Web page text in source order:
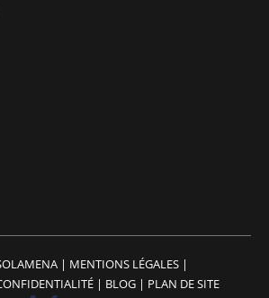
| MENTIONS LÉGALES|
| BLOG| PLAN DE SITE